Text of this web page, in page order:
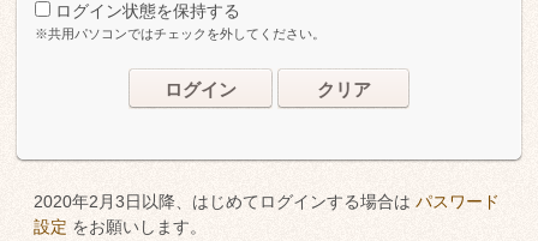
ログイン状態を保持する
※共用パソコンではチェックを外してください。
ログイン クリア
2020年2月3日以降、はじめてログインする場合は パスワード
設定 をお願いします。